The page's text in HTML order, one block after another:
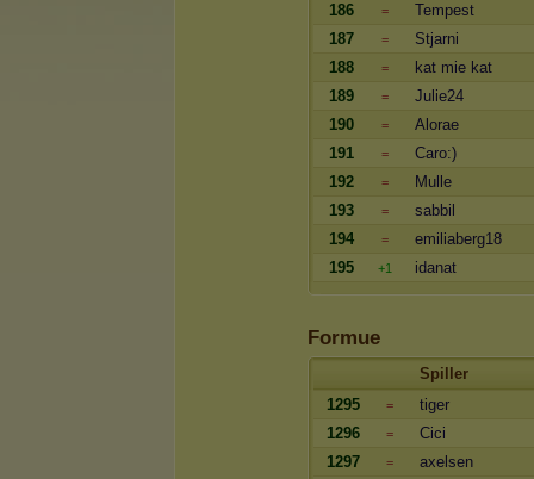
186
=
Tempest
187
=
Stjarni
188
=
kat mie kat
189
=
Julie24
190
=
Alorae
191
=
Caro:)
192
=
Mulle
193
=
sabbil
194
=
emiliaberg18
195
+1 idanat
Formue
Spiller
1295
=
tiger
1296
=
Cici
1297
=
axelsen